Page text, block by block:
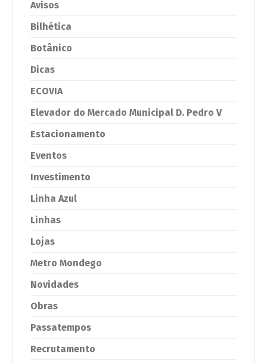
Avisos
Bilhética
Botânico
Dicas
ECOVIA
Elevador do Mercado Municipal D. Pedro V
Estacionamento
Eventos
Investimento
Linha Azul
Linhas
Lojas
Metro Mondego
Novidades
Obras
Passatempos
Recrutamento